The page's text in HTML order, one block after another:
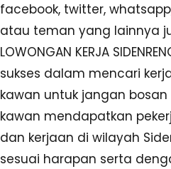
facebook, twitter,
atau teman yang lainnya
LOWONGAN KERJA
sukses dalam mencari
kawan untuk jangan
kawan mendapatkan
dan kerjaan di wilayah
sesuai harapan serta